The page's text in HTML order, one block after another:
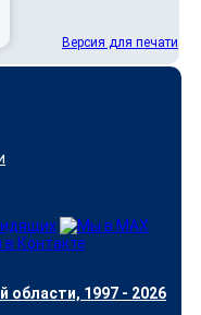
Версия для печати
области, 1997 - 2026